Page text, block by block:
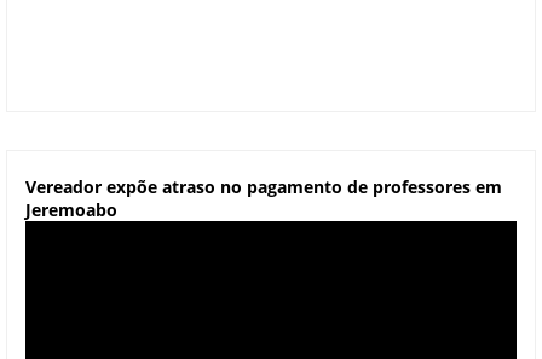
Vereador expõe atraso no pagamento de professores em
Jeremoabo